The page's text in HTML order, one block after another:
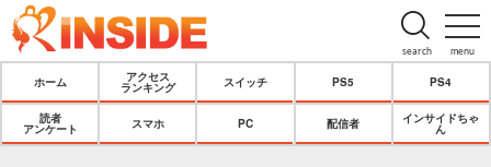
menu
search
ホーム
アクセス
ランキング
スイッチ PS5 PS4
読者
アンケート
スマホ PC 配信者
インサイドちゃ
ん